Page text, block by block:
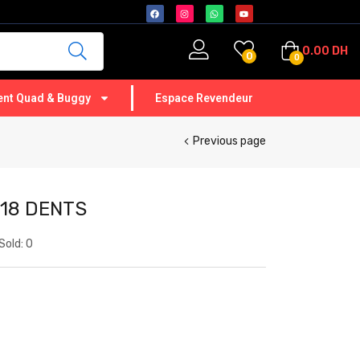
0 0 0.00 DH
Quad & Buggy Espace Revendeur
Previous page
DENTS
0